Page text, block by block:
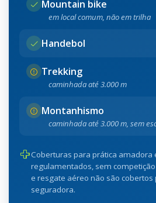
Mountain bike
em local comum, não em trilha
Handebol
Trekking
caminhada até 3.000 m
Montanhismo
caminhada até 3.000 m, sem
Coberturas para prática amadora
regulamentados, sem
e resgate aéreo não são
seguradora.